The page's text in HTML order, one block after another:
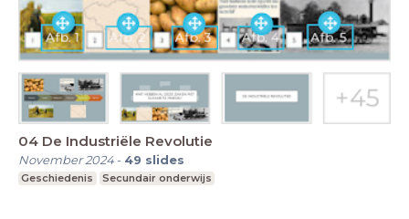
04 De Industriële Revolutie
November 2024- 49 slides
Geschiedenis Secundair onderwijs